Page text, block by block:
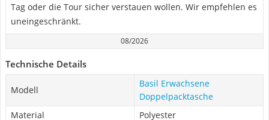
Tag oder die Tour sicher verstauen wollen. Wir empfehlen es
uneingeschränkt.
08/2026
Technische Details
Modell
Basil Erwachsene
Doppelpacktasche
Material
Polyester